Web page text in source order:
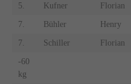
5. Kufner Florian
7. Bühler Henry
7. Schiller Florian
-60
kg